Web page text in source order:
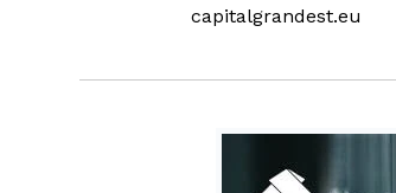
capitalgrandest.eu